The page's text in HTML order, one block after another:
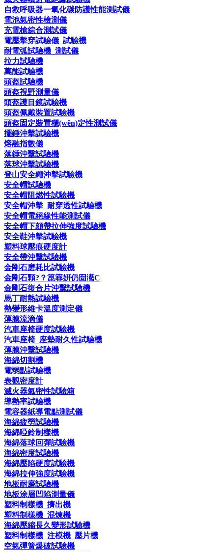
自救呼吸器一氧化碳防護性能測試儀
電池氣密性檢測儀
充電槍綜合測試儀
電壓擊穿試驗儀_試驗機
耐電弧試驗機_測試儀
拉力試驗機
萬能試驗機
頭盔試驗機
頭盔視野測量儀
頭盔護目鏡試驗機
頭盔佩戴裝置試驗機
頭盔固定裝置穩(wěn)定性測試儀
擺錘沖擊試驗機
熔融指數儀
落錘沖擊試驗機
落球沖擊試驗機
登山安全繩沖擊試驗機
安全帽試驗機
安全帽阻燃性試驗機
安全帽沖擊_耐穿透性試驗機
安全帽電絕緣性能測試儀
安全帽下頦帶拉伸強度試驗機
安全鞋沖擊試驗機
塑料球壓痕硬度計
安全帶沖擊試驗機
金剛石磨耗比試驗機
金剛石顆?？箟簭姸仍囼灆C
金剛石復合片沖擊試驗機
馬丁耐熱試驗機
熱變形維卡溫度測定儀
薄膜流滴儀
汽車座椅硬度試驗機
汽車座椅_座墊耐久性試驗機
薄膜沖擊試驗機
海綿切割機
電弱點試驗機
表觀密度計
滅火器氣密性試驗箱
導熱率試驗機
電容器紙導電點測試儀
海綿疲勞試驗機
海綿啞鈴制樣機
海綿落球回彈試驗機
海綿密度試驗機
海綿壓陷硬度試驗機
海綿拉伸強度試驗機
地板耐磨試驗機
地板涂層凹陷測量儀
塑料制樣機_擠出機
塑料制樣機_混煉機
海綿壓縮長久變形試驗機
塑料制樣機_注模機_壓片機
空氣彈簧爆破試驗機